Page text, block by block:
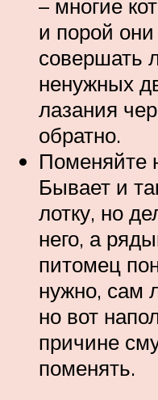
– многие
и порой
совершать
ненужных
лазания
обратно.
Поменяйте
Бывает и
лотку, но
него, а
питомец
нужно, сам
но вот
причине
поменять.